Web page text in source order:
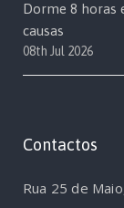
Dorme 8 horas
causas
08th Jul 2026
Contactos
Rua 25 de